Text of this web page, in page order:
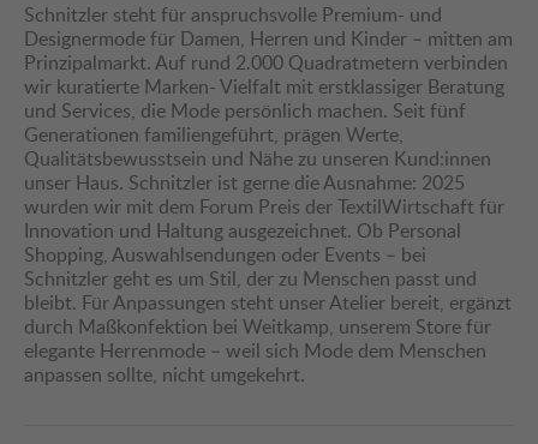
Schnitzler steht für anspruchsvolle Premium- und
Designermode für Damen, Herren und Kinder – mitten am
Prinzipalmarkt. Auf rund 2.000 Quadratmetern verbinden
wir kuratierte Marken- Vielfalt mit erstklassiger Beratung
und Services, die Mode persönlich machen. Seit fünf
Generationen familiengeführt, prägen Werte,
Qualitätsbewusstsein und Nähe zu unseren Kund:innen
unser Haus. Schnitzler ist gerne die Ausnahme: 2025
wurden wir mit dem Forum Preis der TextilWirtschaft für
Innovation und Haltung ausgezeichnet. Ob Personal
Shopping, Auswahlsendungen oder Events – bei
Schnitzler geht es um Stil, der zu Menschen passt und
bleibt. Für Anpassungen steht unser Atelier bereit, ergänzt
durch Maßkonfektion bei Weitkamp, unserem Store für
elegante Herrenmode – weil sich Mode dem Menschen
anpassen sollte, nicht umgekehrt.